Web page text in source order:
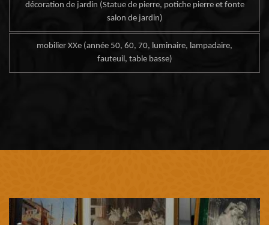
décoration de jardin (Statue de pierre, potiche pierre et fonte
salon de jardin)
mobilier XXe (année 50, 60, 70, luminaire, lampadaire,
fauteuil, table basse)